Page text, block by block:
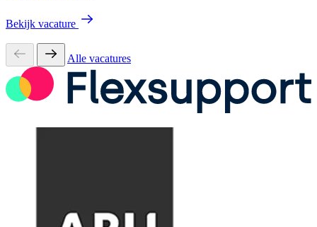
Bekijk vacature
Alle vacatures